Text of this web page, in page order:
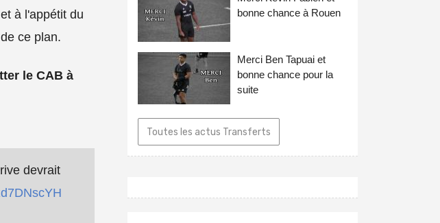
à l'appétit du
ce plan.
le CAB à
devrait
bonne chance à Rouen
Merci Ben Tapuai et
bonne chance pour la
suite
Toutes les actus Transferts